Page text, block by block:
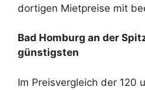
dortigen Mietpreise mit
Bad Homburg an der
günstigsten
Im Preisvergleich der 120